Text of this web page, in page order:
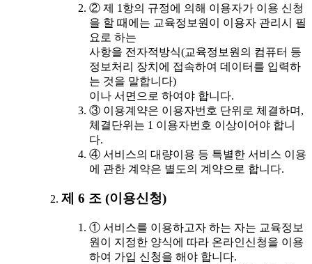
② 제 1항의 규정에 의해 이용자가 이용 신청
을 할 때에는 교육정보원이 이용자 관리시 필
요로 하는
사항을 전자적방식(교육정보원의 컴퓨터 등
정보처리 장치에 접속하여 데이터를 입력하
는 것을 말합니다)
이나 서면으로 하여야 합니다.
③ 이용계약은 이용자번호 단위로 체결하며,
체결단위는 1 이용자번호 이상이어야 합니
다.
④ 서비스의 대량이용 등 특별한 서비스 이용
에 관한 계약은 별도의 계약으로 합니다.
제 6 조 (이용신청)
① 서비스를 이용하고자 하는 자는 교육정보
원이 지정한 양식에 따라 온라인신청을 이용
하여 가입 신청을 해야 합니다.